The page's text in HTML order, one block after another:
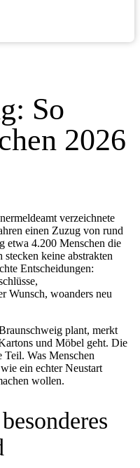
So
2026
verzeichnete
einen Zuzug von rund
etwa 4.200 Menschen die
keine abstrakten
Entscheidungen:
Wunsch, woanders neu
plant, merkt
und Möbel geht. Die
Teil. Was Menschen
ein echter Neustart
wollen.